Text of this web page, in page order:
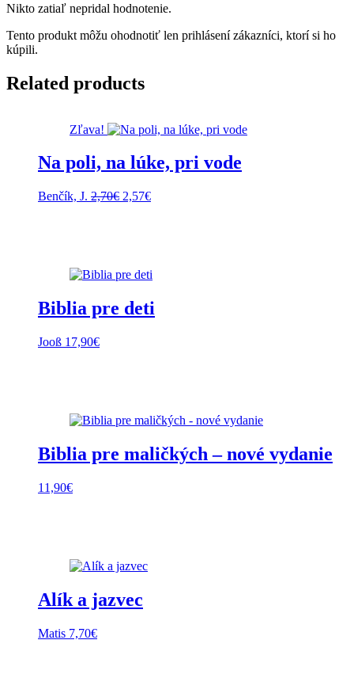
Nikto zatiaľ nepridal hodnotenie.
Tento produkt môžu ohodnotiť len prihlásení zákazníci, ktorí si ho
kúpili.
Related products
Zľava!
Na poli, na lúke, pri vode
Benčík, J. 2,70€ Pôvodná
2,57€Aktuálna
Biblia pre deti
Jooß 17,90€
Biblia pre maličkých – nové vydanie
11,90€
Alík a jazvec
Matis 7,70€